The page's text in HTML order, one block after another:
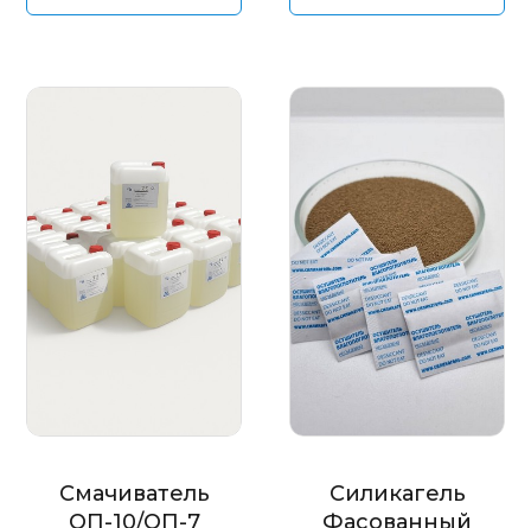
Смачиватель
ОП-10/ОП-7
Силикагель
Фасованный